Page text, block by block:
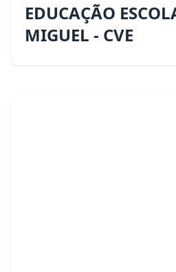
EDUCAÇÃO
MIGUEL - CVE